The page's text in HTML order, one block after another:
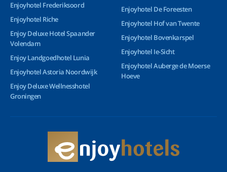
Enjoyhotel Frederiksoord
Enjoyhotel Riche
Enjoy Deluxe Hotel Spaander
Volendam
Enjoy Landgoedhotel Lunia
Enjoyhotel Astoria Noordwijk
Enjoy Deluxe Wellnesshotel
Groningen
Enjoyhotel De Foreesten
Enjoyhotel Hof van Twente
Enjoyhotel Bovenkarspel
Enjoyhotel Ie-Sicht
Enjoyhotel Auberge de Moerse
Hoeve